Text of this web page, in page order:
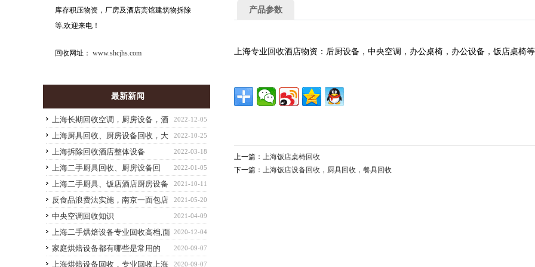
产品参数
上海专业回收酒店物资：后厨设备，中央空调，办公桌椅，办公设备，饭店桌椅等
上一篇：上海饭店桌椅回收
下一篇：上海饭店设备回收，厨具回收，餐具回收
库存积压物资，厂房及酒店宾馆建筑物拆除
等,欢迎来电！
回收网址： www.shcjhs.com
最新新闻
2022-12-05
上海长期回收空调，厨房设备，酒
店饭店物资，大型设备批量物资回收2022-10-25
上海厨具回收、厨房设备回收，大
小型餐饮店设备回收
2022-03-18
上海拆除回收酒店整体设备
2022-01-05
上海二手厨具回收、厨房设备回
收、酒店设备回收、整厂拆除回收
2021-10-11
上海二手厨具、饭店酒店厨房设备
回收
2021-05-20
反食品浪费法实施，南京一面包店
报废“不好看”的面包被约谈
2021-04-09
中央空调回收知识
2020-12-04
上海二手烘焙设备专业回收高档,面
包房设备回收,二手咖啡机回收,二手万能蒸烤
箱回收
2020-09-07
家庭烘焙设备都有哪些是常用的
2020-09-07
上海烘焙设备回收，专业回收上海